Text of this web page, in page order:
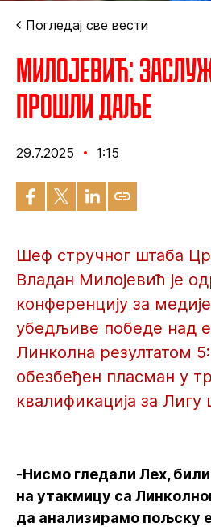
Погледај све вести
Милојевић:
прошли даље
29.7.2025 1:15
Шеф стручног штаба
Владан Милојевић је
конференцију за
убедљиве победе над
Линколна резултатом
обезбеђен пласман у
квалификација за
-Нисмо гледали Лех,
на утакмицу са
да анализирамо пољску